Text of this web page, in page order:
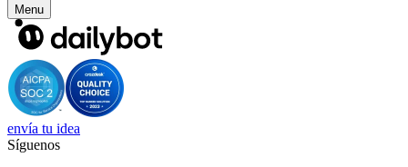
Menu
envía tu idea
Síguenos